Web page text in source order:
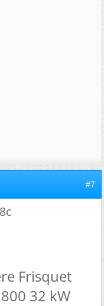
#7
Frisquet
32 kW